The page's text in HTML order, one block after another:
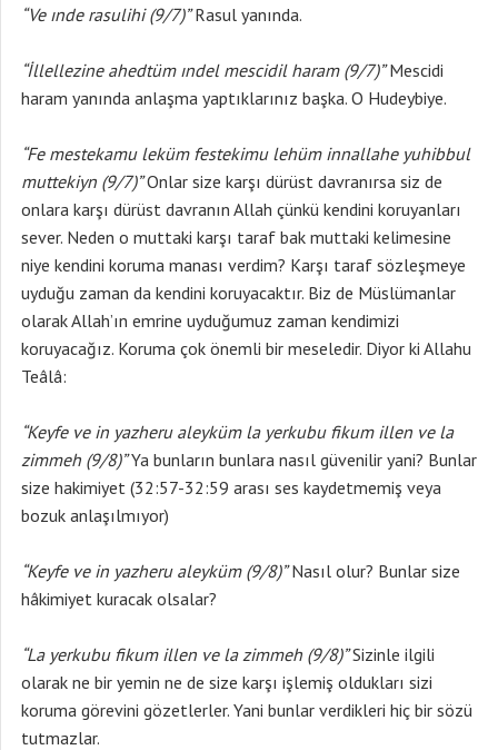
“Ve ınde rasulihi (9/7)”Rasul yanında.
“İllellezine ahedtüm ındel mescidil haram (9/7)”Mescidi
haram yanında anlaşma yaptıklarınız başka. O Hudeybiye.
“Fe mestekamu leküm festekimu lehüm innallahe yuhibbul
muttekiyn (9/7)”Onlar size karşı dürüst davranırsa siz de
onlara karşı dürüst davranın Allah çünkü kendini koruyanları
sever. Neden o muttaki karşı taraf bak muttaki kelimesine
niye kendini koruma manası verdim? Karşı taraf sözleşmeye
uyduğu zaman da kendini koruyacaktır. Biz de Müslümanlar
olarak Allah’ın emrine uyduğumuz zaman kendimizi
koruyacağız. Koruma çok önemli bir meseledir. Diyor ki Allahu
Teâlâ:
“Keyfe ve in yazheru aleyküm la yerkubu fikum illen ve la
zimmeh (9/8)”Ya bunların bunlara nasıl güvenilir yani? Bunlar
size hakimiyet (32:57-32:59 arası ses kaydetmemiş veya
bozuk anlaşılmıyor)
“Keyfe ve in yazheru aleyküm (9/8)”Nasıl olur? Bunlar size
hâkimiyet kuracak olsalar?
“La yerkubu fikum illen ve la zimmeh (9/8)”Sizinle ilgili
olarak ne bir yemin ne de size karşı işlemiş oldukları sizi
koruma görevini gözetlerler. Yani bunlar verdikleri hiç bir sözü
tutmazlar.